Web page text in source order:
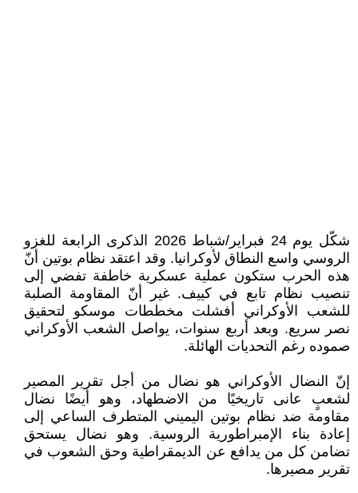
شكّل يوم 24 فبراير/شباط 2026 الذكرى الرابعة للغزو
الروسي واسع النطاق لأوكرانيا. وقد اعتقد نظام بوتين أنّ
هذه الحرب ستكون عملية عسكرية خاطفة تفضي إلى
تنصيب نظام تابع في كييف. غير أنّ المقاومة الصلبة
للشعب الأوكراني أفشلت مخططات موسكو لتحقيق
نصر سريع. وبعد أربع سنوات، يواصل الشعب الأوكراني
صموده رغم التحديات الهائلة.
إنّ النضال الأوكراني هو نضال من أجل تقرير المصير
لشعبٍ عانى تاريخيًا من الاضطهاد، وهو أيضًا نضال
مقاومة ضد نظام بوتين اليميني المتطرف الساعي إلى
إعادة بناء الإمبراطورية الروسية. وهو نضال يستحق
تضامن كل من يدافع عن الديمقراطية وحق الشعوب في
تقرير مصيرها.